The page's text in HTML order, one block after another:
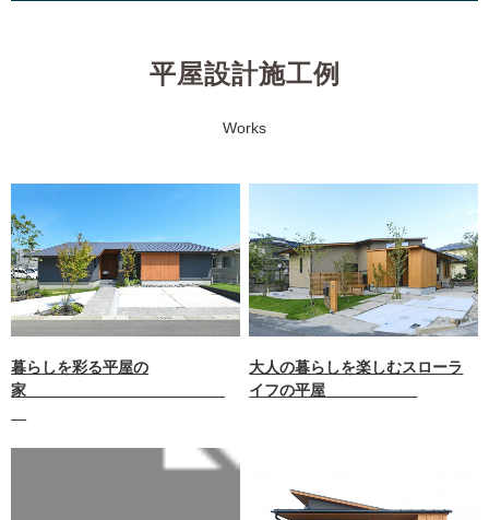
平屋設計施工例
Works
暮らしを彩る平屋の
家
大人の暮らしを楽しむスローラ
イフの平屋